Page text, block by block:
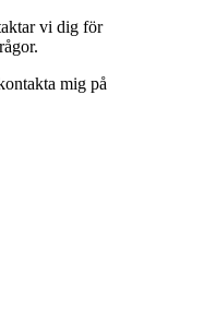
vi dig för
mig på